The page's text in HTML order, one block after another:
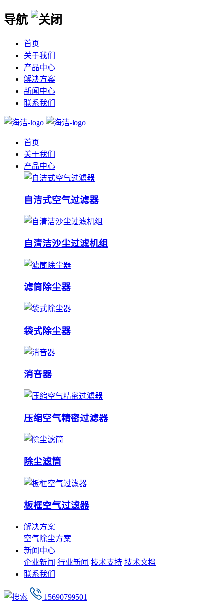
导航
首页
关于我们
产品中心
解决方案
新闻中心
联系我们
首页
关于我们
产品中心
自洁式空气过滤器
自清洁沙尘过滤机组
滤筒除尘器
袋式除尘器
消音器
压缩空气精密过滤器
除尘滤筒
板框空气过滤器
解决方案
空气除尘方案
新闻中心
企业新闻 行业新闻 技术支持 技术文档
联系我们
15690799501